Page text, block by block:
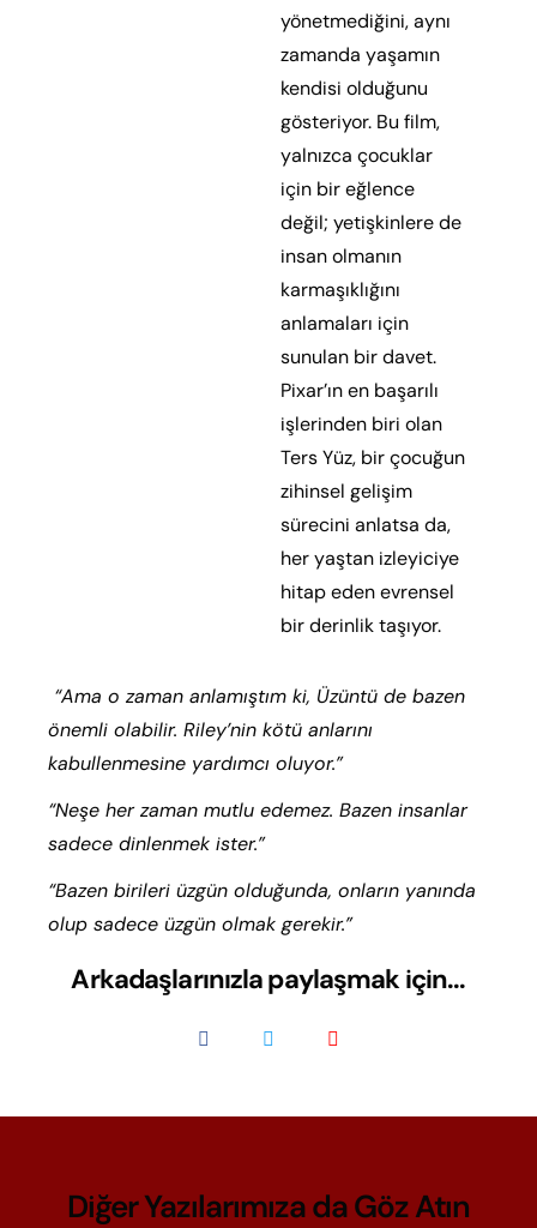
yönetmediğini, aynı
zamanda yaşamın
kendisi olduğunu
gösteriyor. Bu film,
yalnızca çocuklar
için bir eğlence
değil; yetişkinlere de
insan olmanın
karmaşıklığını
anlamaları için
sunulan bir davet.
Pixar’ın en başarılı
işlerinden biri olan
Ters Yüz, bir çocuğun
zihinsel gelişim
sürecini anlatsa da,
her yaştan izleyiciye
hitap eden evrensel
bir derinlik taşıyor.
“Ama o zaman anlamıştım ki, Üzüntü de bazen
önemli olabilir. Riley’nin kötü anlarını
kabullenmesine yardımcı oluyor.”
“Neşe her zaman mutlu edemez. Bazen insanlar
sadece dinlenmek ister.”
“Bazen birileri üzgün olduğunda, onların yanında
olup sadece üzgün olmak gerekir.”
Arkadaşlarınızla paylaşmak için...
Diğer Yazılarımıza da Göz Atın